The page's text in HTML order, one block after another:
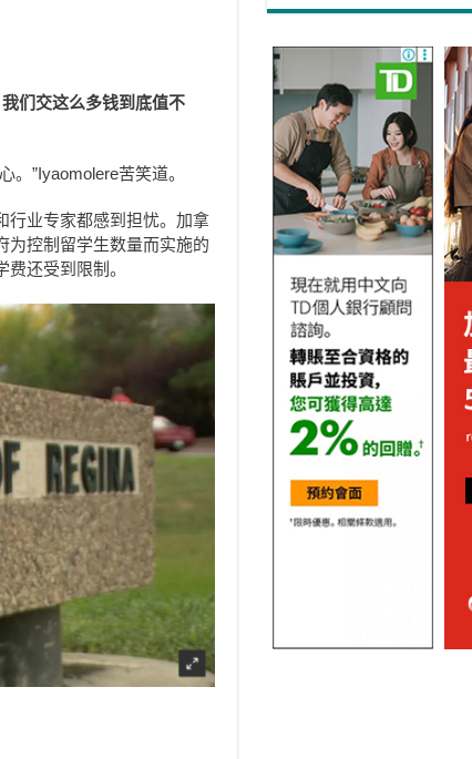
们交这么多钱到底值不
”Iyaomolere苦笑道。
行业专家都感到担忧。加拿
为控制留学生数量而实施的
还受到限制。